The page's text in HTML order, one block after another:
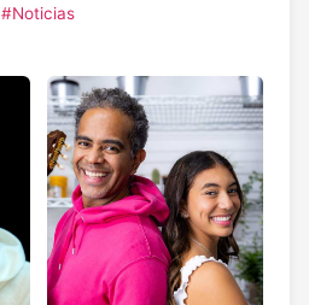
#Noticias